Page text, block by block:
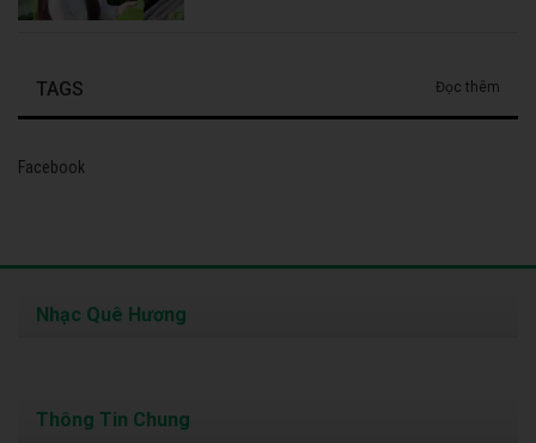
TAGS Đọc thêm
Facebook
Nhạc Quê Hương
Thông Tin Chung